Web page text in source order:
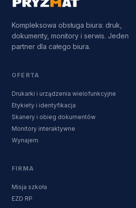
Kompleksowa obsługa biura: druk,
dokumenty, monitory i serwis. Jeden
partner dla całego biura.
OFERTA
Drukarki i urządzenia wielofunkcyjne
Etykiety i identyfikacja
Skanery i obieg dokumentów
Monitory interaktywne
Wynajem
FIRMA
Misja szkoła
EZD RP